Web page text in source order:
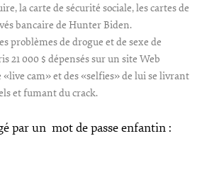
la carte de sécurité sociale, les cartes de
bancaire de Hunter Biden.
problèmes de drogue et de sexe de
21 000 $ dépensés sur un site Web
cam» et des «selfies» de lui se livrant
et fumant du crack.
par un mot de passe enfantin :